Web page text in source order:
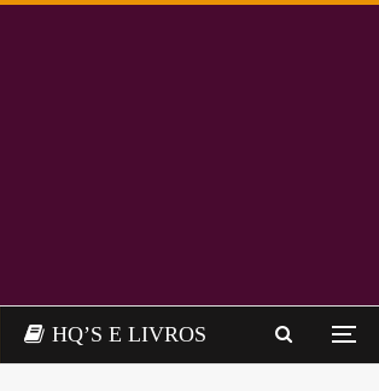
HQ’S E LIVROS